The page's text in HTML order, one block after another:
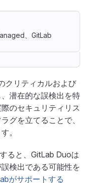
、GitLab
クリティカルおよび
潜在的な誤検出を特
のセキュリティリス
グを立てることで、
。
ると、GitLab Duoは
検出である可能性を
がサポートする